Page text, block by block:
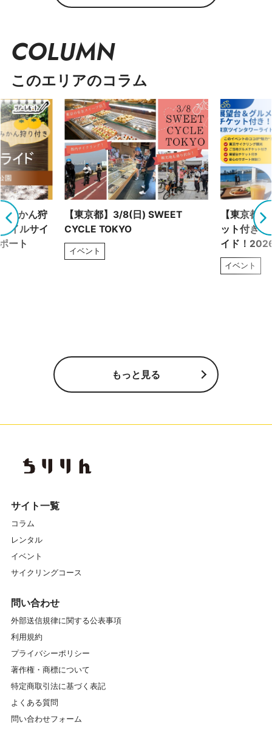
COLUMN
このエリアのコラム
みかん狩
イルサイ
ート
【東京都】3/8(日) SWEET
CYCLE TOKYO
イベント
【東京都
ット付き
イド！
イベント
もっと見る
サイト一覧
コラム
レンタル
イベント
サイクリングコース
問い合わせ
外部送信規律に関する公表事項
利用規約
プライバシーポリシー
著作権・商標について
特定商取引法に基づく表記
よくある質問
問い合わせフォーム